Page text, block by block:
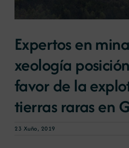
Portal de emprego
Contacto
Expertos en
xeología
favor de la
tierras raras en
23 Xuño, 2019